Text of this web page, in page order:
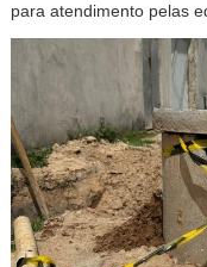
para atendimento pelas